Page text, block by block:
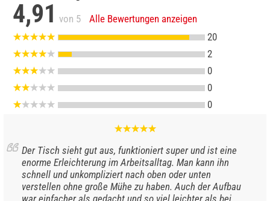
4,91 von 5
Alle Bewertungen anzeigen
20
2
0
0
0
Der Tisch sieht gut aus, funktioniert super und ist eine
enorme Erleichterung im Arbeitsalltag. Man kann ihn
schnell und unkompliziert nach oben oder unten
verstellen ohne große Mühe zu haben. Auch der Aufbau